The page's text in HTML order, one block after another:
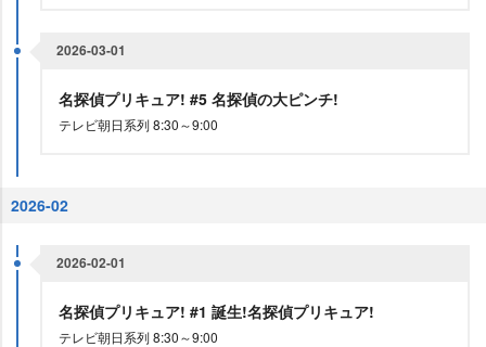
2026-03-01
名探偵プリキュア! #5 名探偵の大ピンチ!
テレビ朝日系列 8:30～9:00
2026-02
2026-02-01
名探偵プリキュア! #1 誕生!名探偵プリキュア!
テレビ朝日系列 8:30～9:00